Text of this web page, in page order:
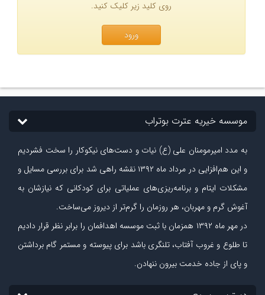
روی کلید زیر کلیک کنید.
ورود
موسسه خیریه عترت بوتراب
به مدد امیرمومنان علی (ع) نیات و دست‏‌های نیکوکار را سخت فشردیم
و این هم‌افزایی در مرداد ماه ۱۳۹۲ نقشه راهی شد برای بررسی مسایل و
مشکلات ایتام و برنامه‌ریزی‏‌های عملیاتی برای کودکانی که نیازشان به
آغوش گرم و مهربان، هر روزمان را گرم‌تر از دیروز می‏‌ساخت.
در مهر ماه ۱۳۹۲ همزمان با ثبت موسسه اهدافمان را برابر نظر قرار دادیم
تا طلوع و غروب آفتاب، تلنگری باشد برای پیوسته و مستمر گام برداشتن
و پای از جاده‏ خدمت بیرون ننهادن.